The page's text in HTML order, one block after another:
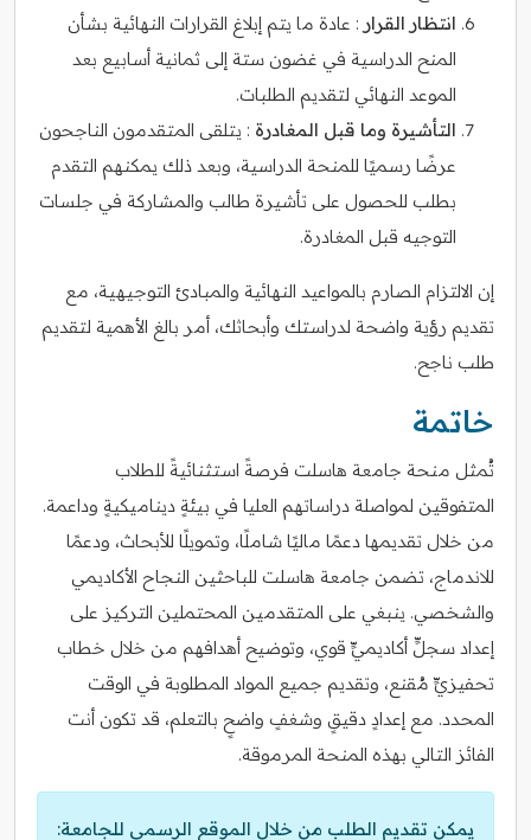
انتظار القرار : عادة ما يتم إبلاغ القرارات النهائية بشأن
المنح الدراسية في غضون ستة إلى ثمانية أسابيع بعد
الموعد النهائي لتقديم الطلبات.
التأشيرة وما قبل المغادرة : يتلقى المتقدمون الناجحون
عرضًا رسميًا للمنحة الدراسية، وبعد ذلك يمكنهم التقدم
بطلب للحصول على تأشيرة طالب والمشاركة في جلسات
التوجيه قبل المغادرة.
إن الالتزام الصارم بالمواعيد النهائية والمبادئ التوجيهية، مع
تقديم رؤية واضحة لدراستك وأبحاثك، أمر بالغ الأهمية لتقديم
طلب ناجح.
خاتمة
تُمثل منحة جامعة هاسلت فرصةً استثنائيةً للطلاب
المتفوقين لمواصلة دراساتهم العليا في بيئةٍ ديناميكيةٍ وداعمة.
من خلال تقديمها دعمًا ماليًا شاملًا، وتمويلًا للأبحاث، ودعمًا
للاندماج، تضمن جامعة هاسلت للباحثين النجاح الأكاديمي
والشخصي. ينبغي على المتقدمين المحتملين التركيز على
إعداد سجلٍّ أكاديميٍّ قوي، وتوضيح أهدافهم من خلال خطاب
تحفيزيٍّ مُقنع، وتقديم جميع المواد المطلوبة في الوقت
المحدد. مع إعدادٍ دقيقٍ وشغفٍ واضحٍ بالتعلم، قد تكون أنت
الفائز التالي بهذه المنحة المرموقة.
يمكن تقديم الطلب من خلال الموقع الرسمي للجامعة: